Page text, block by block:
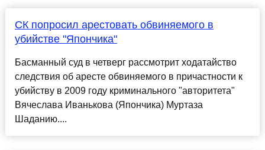
СК попросил арестовать обвиняемого в
убийстве "Япончика"
Басманный суд в четверг рассмотрит ходатайство
следствия об аресте обвиняемого в причастности к
убийству в 2009 году криминального "авторитета"
Вячеслава Иванькова (Япончика) Муртаза
Шаданию....